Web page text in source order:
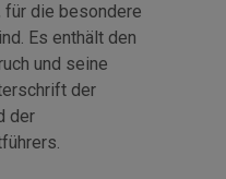
für die besondere
Es enthält den
und seine
der
der